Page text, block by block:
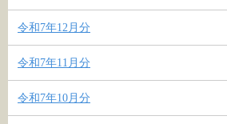
令和7年12月分
令和7年11月分
令和7年10月分